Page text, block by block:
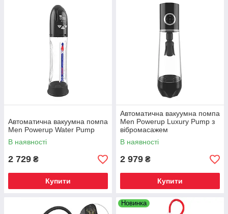
Автоматична вакуумна помпа
Men Powerup Water Pump
В наявності
2 729 ₴
Купити
Автоматична вакуумна помпа
Men Powerup Luxury Pump з
вібромасажем
В наявності
2 979 ₴
Купити
Новинка